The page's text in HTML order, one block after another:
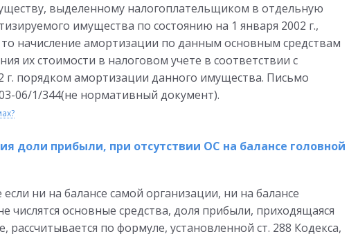
выделенному налогоплательщиком в отдельную
имущества по состоянию на 1 января 2002 г.,
то начисление амортизации по данным основным средствам
их стоимости в налоговом учете в соответствии с
г. порядком амортизации данного имущества. Письмо
06/1/344(не нормативный документ).
доли прибыли, при отсутствии ОС на балансе головной
ни на балансе самой организации, ни на балансе
числятся основные средства, доля прибыли, приходящаяся
рассчитывается по формуле, установленной ст. 288 Кодекса,